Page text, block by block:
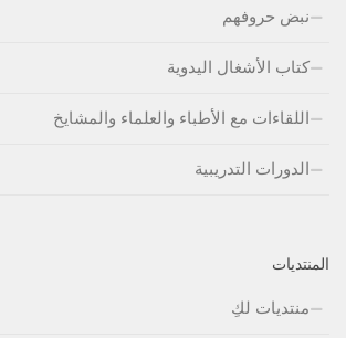
نبض حروفهم
كتاب الأشغال اليدوية
اللقاءات مع الأطباء والعلماء والمشايخ
الدورات التدريبية
المنتديات
منتديات لكِ